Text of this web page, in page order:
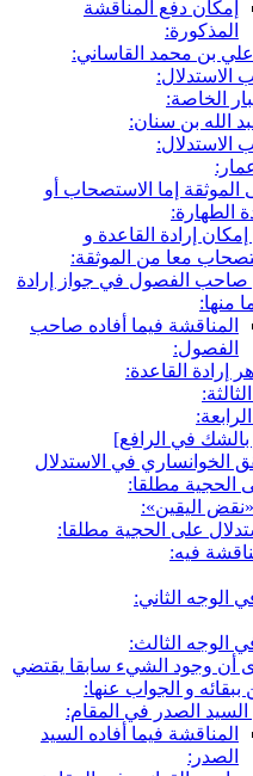
إمكان دفع المناقشة
المذكورة:
الخاصة:
إما الاستصحاب أو
الطهارة:
إرادة القاعدة و
معا من الموثقة:
الفصول في جواز إرادة
منها:
المناقشة فيما أفاده صاحب
الفصول:
إرادة القاعدة:
في الرافع‏]
في الاستدلال
الحجية مطلقا:
اليقين»:
على الحجية مطلقا:
فيه:
الثاني:
الثالث:
وجود الشي‏ء سابقا يقتضي
و الجواب عنها:
الصدر في المقام:
المناقشة فيما أفاده السيد
الصدر: